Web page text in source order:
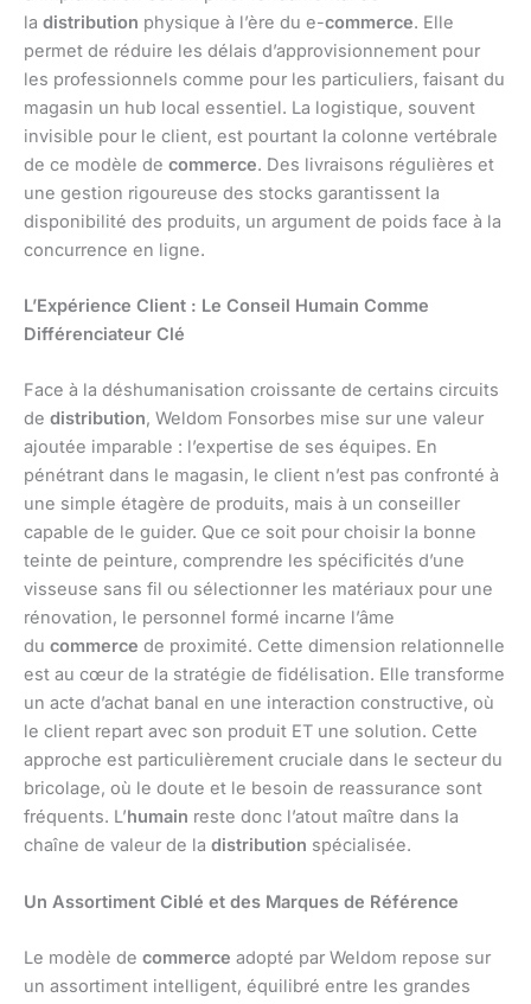
la distribution physique à l’ère du e-commerce. Elle
permet de réduire les délais d’approvisionnement pour
les professionnels comme pour les particuliers, faisant du
magasin un hub local essentiel. La logistique, souvent
invisible pour le client, est pourtant la colonne vertébrale
de ce modèle de commerce. Des livraisons régulières et
une gestion rigoureuse des stocks garantissent la
disponibilité des produits, un argument de poids face à la
concurrence en ligne.
L’Expérience Client : Le Conseil Humain Comme
Différenciateur Clé
Face à la déshumanisation croissante de certains circuits
de distribution, Weldom Fonsorbes mise sur une valeur
ajoutée imparable : l’expertise de ses équipes. En
pénétrant dans le magasin, le client n’est pas confronté à
une simple étagère de produits, mais à un conseiller
capable de le guider. Que ce soit pour choisir la bonne
teinte de peinture, comprendre les spécificités d’une
visseuse sans fil ou sélectionner les matériaux pour une
rénovation, le personnel formé incarne l’âme
du commerce de proximité. Cette dimension relationnelle
est au cœur de la stratégie de fidélisation. Elle transforme
un acte d’achat banal en une interaction constructive, où
le client repart avec son produit ET une solution. Cette
approche est particulièrement cruciale dans le secteur du
bricolage, où le doute et le besoin de reassurance sont
fréquents. L’humain reste donc l’atout maître dans la
chaîne de valeur de la distribution spécialisée.
Un Assortiment Ciblé et des Marques de Référence
Le modèle de commerce adopté par Weldom repose sur
un assortiment intelligent, équilibré entre les grandes